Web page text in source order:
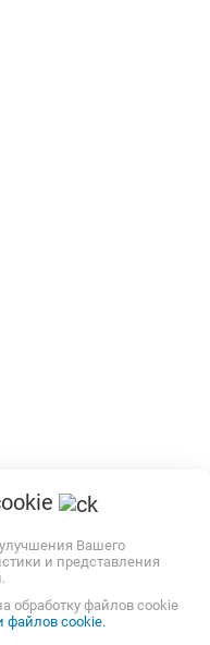
Вашего
и представления
обработку файлов cookie
файлов cookie.